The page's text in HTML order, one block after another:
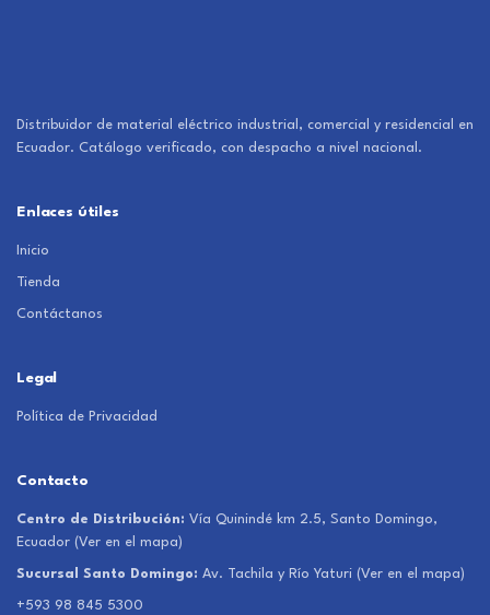
Distribuidor de material eléctrico industrial, comercial y residencial en
Ecuador. Catálogo verificado, con despacho a nivel nacional.
Enlaces útiles
Inicio
Tienda
Contáctanos
Legal
Política de Privacidad
Contacto
Centro de Distribución: Vía Quinindé km 2.5, Santo Domingo,
Ecuador (Ver en el mapa)
Sucursal Santo Domingo: Av. Tachila y Río Yaturi (Ver en el mapa)
+593 98 845 5300